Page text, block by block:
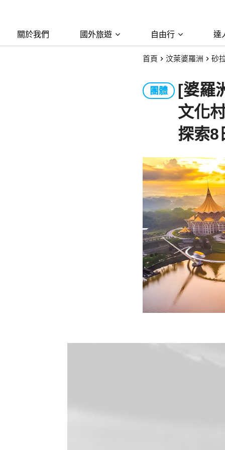
關於我們 國外旅遊 自由行 達
首頁 汶萊婆羅洲 砂
團體
[婆羅
文化
探索8